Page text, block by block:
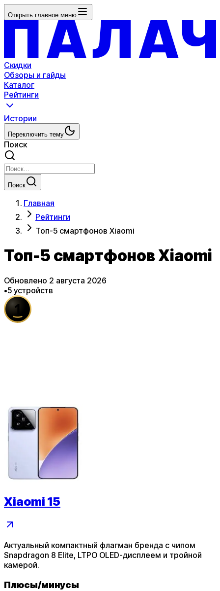
Открыть главное меню
Скидки
Обзоры и гайды
Каталог
Рейтинги
Истории
Переключить тему
Поиск
Поиск
Главная
Рейтинги
Топ-5 смартфонов Xiaomi
Топ-5 смартфонов Xiaomi
Обновлено 2 августа 2026
•5 устройств
1
Xiaomi 15
Актуальный компактный флагман бренда c чипом
Snapdragon 8 Elite, LTPO OLED-дисплеем и тройной
камерой.
Плюсы/минусы